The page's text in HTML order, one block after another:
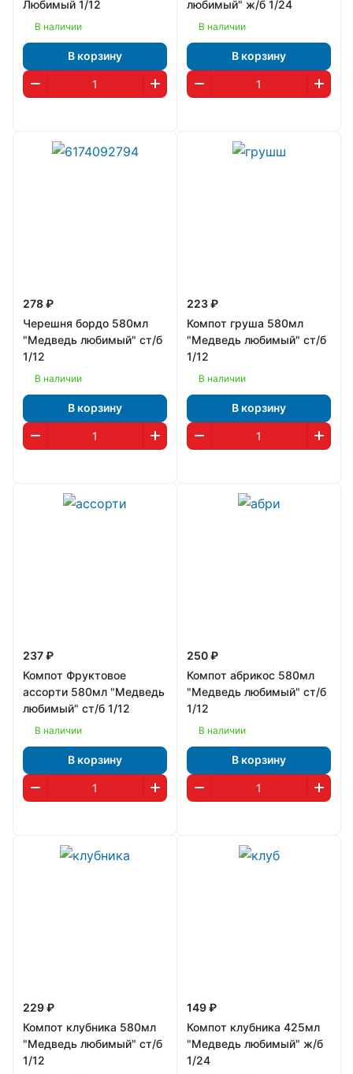
Любимый 1/12
В наличии
В корзину
любимый" ж/б 1/24
В наличии
В корзину
278 ₽
Черешня бордо 580мл
"Медведь любимый" ст/б
1/12
В наличии
В корзину
223 ₽
Компот груша 580мл
"Медведь любимый" ст/б
1/12
В наличии
В корзину
237 ₽
Компот Фруктовое
ассорти 580мл "Медведь
любимый" ст/б 1/12
В наличии
В корзину
250 ₽
Компот абрикос 580мл
"Медведь любимый" ст/б
1/12
В наличии
В корзину
229 ₽
Компот клубника 580мл
"Медведь любимый" ст/б
1/12
149 ₽
Компот клубника 425мл
"Медведь любимый" ж/б
1/24